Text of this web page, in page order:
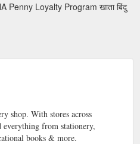
Penny Loyalty Program खाता बिंदु
shop. With stores across
from stationery,
books & more.